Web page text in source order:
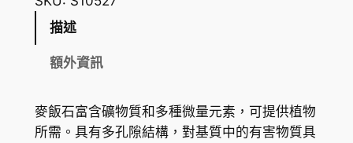
K
$
飯
描述
額外資訊
麥飯石富含礦物質和多種微量元素，可提供植物
所需。具有多孔隙結構，對基質中的有害物質具